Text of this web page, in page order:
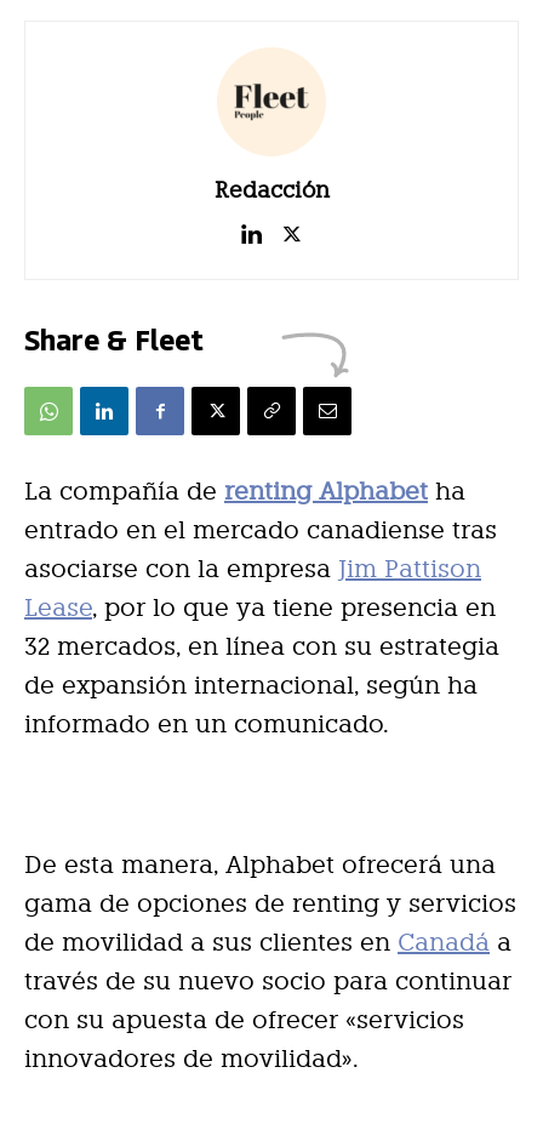
Redacción
Share & Fleet
La compañía de renting Alphabet ha
entrado en el mercado canadiense tras
asociarse con la empresa Jim Pattison
Lease, por lo que ya tiene presencia en
32 mercados, en línea con su estrategia
de expansión internacional, según ha
informado en un comunicado.
De esta manera, Alphabet ofrecerá una
gama de opciones de renting y servicios
de movilidad a sus clientes en Canadá a
través de su nuevo socio para continuar
con su apuesta de ofrecer «servicios
innovadores de movilidad».